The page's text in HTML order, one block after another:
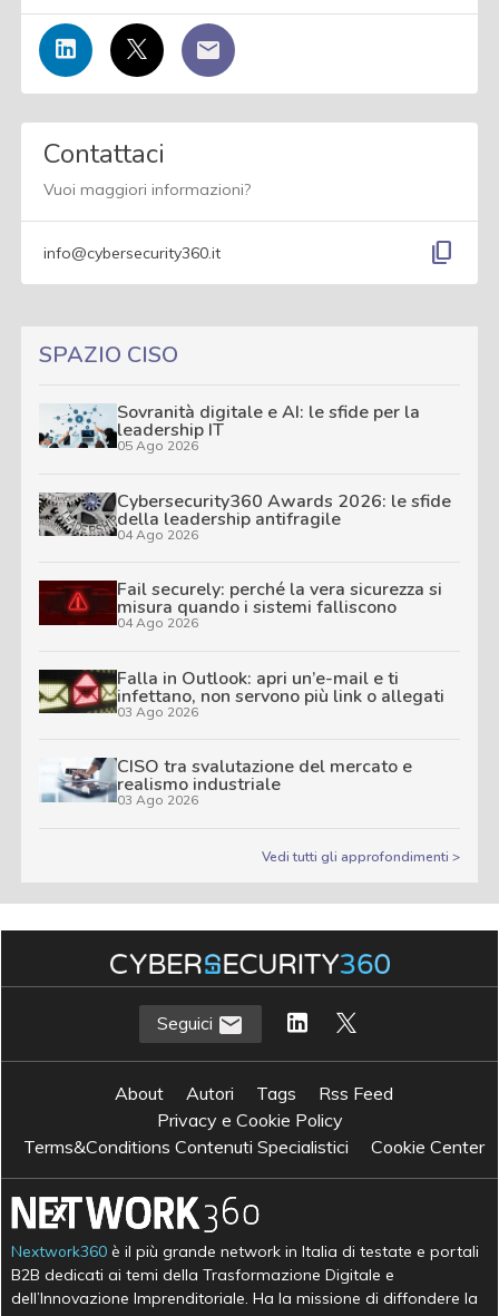
Contattaci
Vuoi maggiori informazioni?
info@cybersecurity360.it content_copy
SPAZIO CISO
Sovranità digitale e AI: le sfide per la
leadership IT
05 Ago 2026
Cybersecurity360 Awards 2026: le sfide
della leadership antifragile
04 Ago 2026
Fail securely: perché la vera sicurezza si
misura quando i sistemi falliscono
04 Ago 2026
Falla in Outlook: apri un’e-mail e ti
infettano, non servono più link o allegati
03 Ago 2026
CISO tra svalutazione del mercato e
realismo industriale
03 Ago 2026
Vedi tutti gli approfondimenti >
Seguici
About Autori Tags
Rss Feed
Privacy e Cookie Policy
Terms&Conditions Contenuti Specialistici
Cookie Center
Nextwork360 è il più grande network in Italia di testate e portali
B2B dedicati ai temi della Trasformazione Digitale e
dell’Innovazione Imprenditoriale. Ha la missione di diffondere la